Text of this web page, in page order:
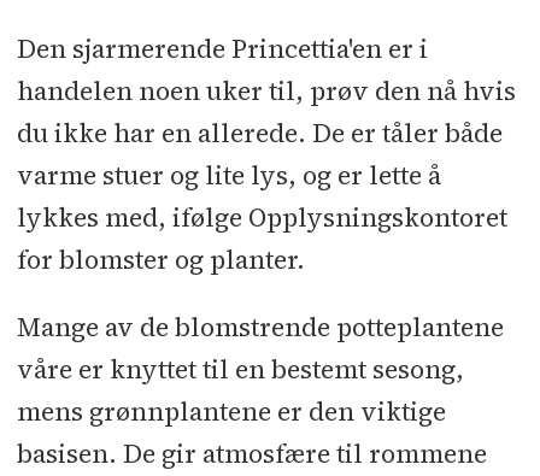
Den sjarmerende Princettia'en er i
handelen noen uker til, prøv den nå hvis
du ikke har en allerede. De er tåler både
varme stuer og lite lys, og er lette å
lykkes med, ifølge Opplysningskontoret
for blomster og planter.
Mange av de blomstrende potteplantene
våre er knyttet til en bestemt sesong,
mens grønnplantene er den viktige
basisen. De gir atmosfære til rommene